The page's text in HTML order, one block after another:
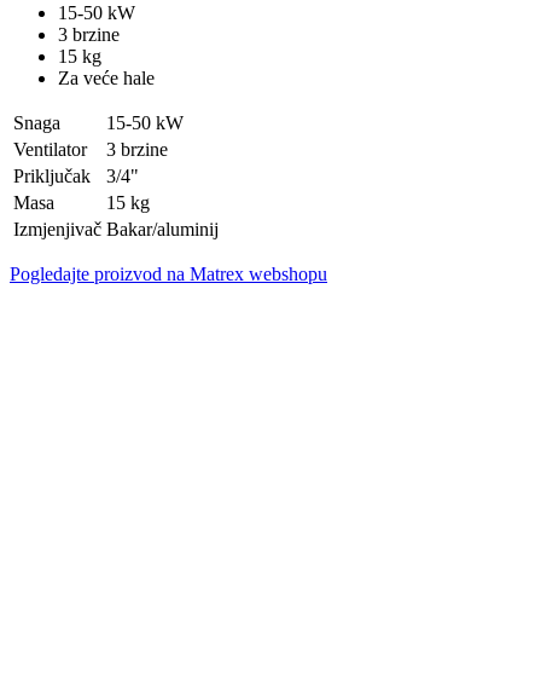
15-50 kW
3 brzine
15 kg
Za veće hale
Snaga
15-50 kW
Ventilator
3 brzine
Priključak
3/4"
Masa
15 kg
Izmjenjivač Bakar/aluminij
Pogledajte proizvod na Matrex webshopu